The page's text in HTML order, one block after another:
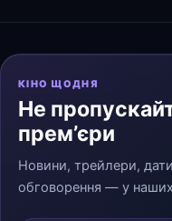
КІНО ЩОДНЯ
Не
прем’єри
Новини, трейлери,
обговорення — у